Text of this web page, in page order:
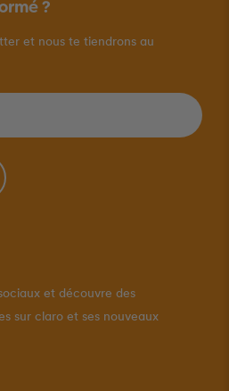
?
et nous te tiendrons au
et découvre des
sur claro et ses nouveaux